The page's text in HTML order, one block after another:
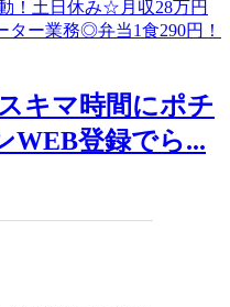
キマ時間にポチ
WEB登録でら...